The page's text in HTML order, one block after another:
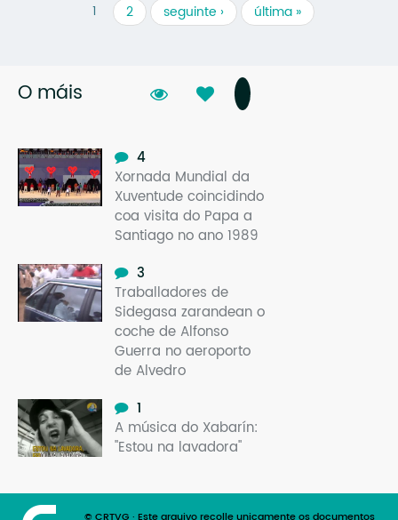
1 2 seguinte › última »
O máis
4
Xornada Mundial da
Xuventude coincidindo
coa visita do Papa a
Santiago no ano 1989
3
Traballadores de
Sidegasa zarandean o
coche de Alfonso
Guerra no aeroporto
de Alvedro
1
A música do Xabarín:
"Estou na lavadora"